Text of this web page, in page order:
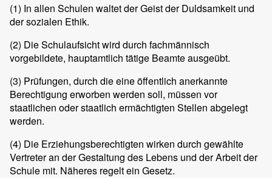
(1) In allen Schulen waltet der Geist der Duldsamkeit und
der sozialen Ethik.
(2) Die Schulaufsicht wird durch fachmännisch
vorgebildete, hauptamtlich tätige Beamte ausgeübt.
(3) Prüfungen, durch die eine öffentlich anerkannte
Berechtigung erworben werden soll, müssen vor
staatlichen oder staatlich ermächtigten Stellen abgelegt
werden.
(4) Die Erziehungsberechtigten wirken durch gewählte
Vertreter an der Gestaltung des Lebens und der Arbeit der
Schule mit. Näheres regelt ein Gesetz.